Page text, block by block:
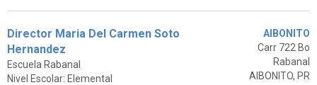
Director Maria Del Carmen Soto
Hernandez
Escuela Rabanal
Nivel Escolar: Elemental
AIBONITO
Carr 722 Bo
Rabanal
AIBONITO, PR